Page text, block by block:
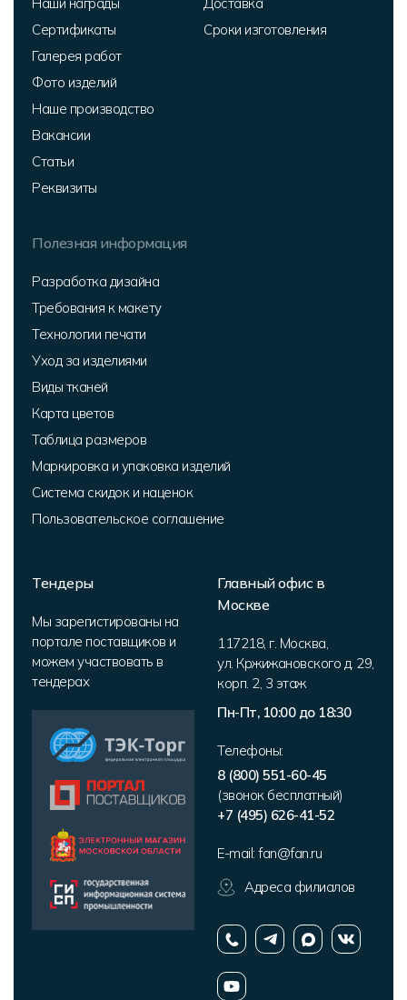
Сертификаты
Галерея работ
Фото изделий
Наше производство
Вакансии
Статьи
Реквизиты
Сроки изготовления
Полезная информация
Разработка дизайна
Требования к макету
Технологии печати
Уход за изделиями
Виды тканей
Карта цветов
Таблица размеров
Маркировка и упаковка изделий
Система скидок и наценок
Пользовательское соглашение
Тендеры
Мы зарегистированы на
портале поставщиков и
можем участвовать в
тендерах
Главный офис в
Москве
117218, г. Москва,
ул. Кржижановского д. 29,
корп. 2, 3 этаж
Пн-Пт, 10:00 до 18:30
Телефоны:
8 (800) 551-60-45
(звонок бесплатный)
+7 (495) 626-41-52
E-mail: fan@fan.ru
Адреса филиалов